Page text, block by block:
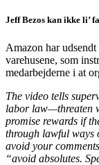
Jeff Bezos kan ikke li’
Amazon har
varehusene, som
medarbejderne i at
The video tells
labor law—threaten
promise rewards if
through lawful ways
avoid your
“avoid absolutes.